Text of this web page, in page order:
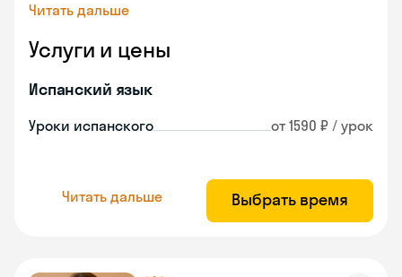
Читать дальше
Услуги и цены
Испанский язык
Уроки испанского от 1590 ₽ / урок
Читать дальше Выбрать время